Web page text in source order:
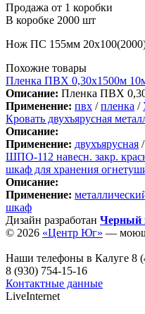
Продажа от 1 коробки
В коробке 2000 шт
Нож ПС 155мм
Похожие товары
Пленка ПВХ 0,30х1500м
Описание: Пленка ПВХ
Применение: пвх /пленка /
Кровать двухъярусная
Описание:
Применение: двухъярусная /
ШПО-112 навесн. закр.
шкаф для хранения
Описание:
Применение:
шкаф
Дизайн разработан Черный
© 2026 «Центр Юг» —
Наши телефоны в Калуге 8
8 (930) 754-15-16
Контактные данные
LiveInternet